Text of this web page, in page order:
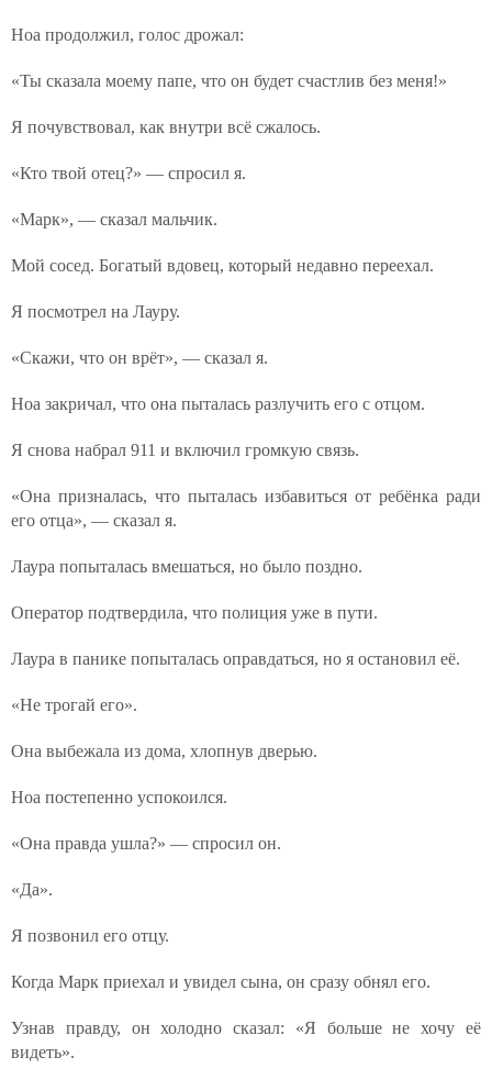
Ноа продолжил, голос дрожал:
«Ты сказала моему папе, что он будет счастлив без меня!»
Я почувствовал, как внутри всё сжалось.
«Кто твой отец?» — спросил я.
«Марк», — сказал мальчик.
Мой сосед. Богатый вдовец, который недавно переехал.
Я посмотрел на Лауру.
«Скажи, что он врёт», — сказал я.
Ноа закричал, что она пыталась разлучить его с отцом.
Я снова набрал 911 и включил громкую связь.
«Она призналась, что пыталась избавиться от ребёнка ради
его отца», — сказал я.
Лаура попыталась вмешаться, но было поздно.
Оператор подтвердила, что полиция уже в пути.
Лаура в панике попыталась оправдаться, но я остановил её.
«Не трогай его».
Она выбежала из дома, хлопнув дверью.
Ноа постепенно успокоился.
«Она правда ушла?» — спросил он.
«Да».
Я позвонил его отцу.
Когда Марк приехал и увидел сына, он сразу обнял его.
Узнав правду, он холодно сказал: «Я больше не хочу её
видеть».